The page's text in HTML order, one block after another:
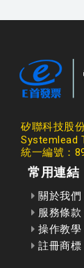
矽聯科技股
Systemlead
統一編號：
常用連結
關於我們
服務條款
操作教學
註冊商標